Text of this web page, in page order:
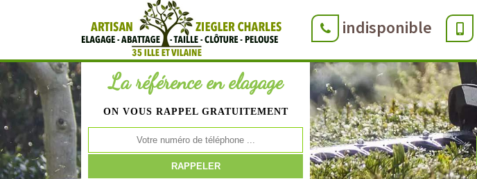
indisponible
La référence en elagage
ON VOUS RAPPEL GRATUITEMENT